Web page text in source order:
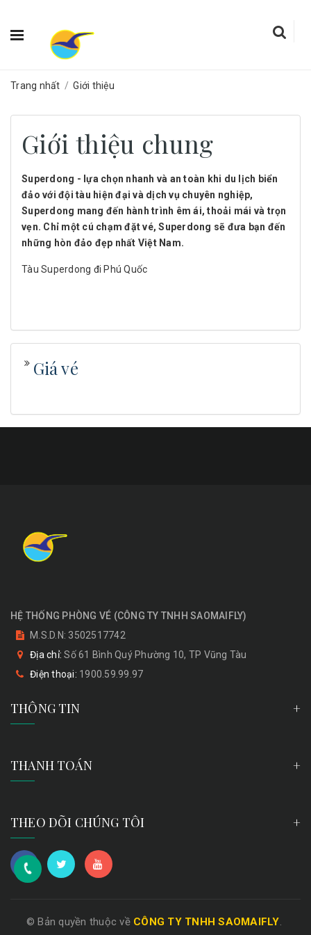
Trang nhất / Giới thiệu
Giới thiệu chung
Superdong - lựa chọn nhanh và an toàn khi du lịch biển
đảo với đội tàu hiện đại và dịch vụ chuyên nghiệp,
Superdong mang đến hành trình êm ái, thoải mái và trọn
vẹn. Chỉ một cú chạm đặt vé, Superdong sẽ đưa bạn đến
những hòn đảo đẹp nhất Việt Nam.
Tàu Superdong đi Phú Quốc
Giá vé
HỆ THỐNG PHÒNG VÉ (CÔNG TY TNHH SAOMAIFLY)
M.S.D.N: 3502517742
Địa chỉ: Số 61 Bình Quý Phường 10, TP Vũng Tàu
Điện thoại: 1900.59.99.97
THÔNG TIN
THANH TOÁN
THEO DÕI CHÚNG TÔI
© Bản quyền thuộc về CÔNG TY TNHH SAOMAIFLY.